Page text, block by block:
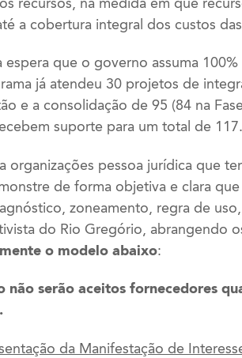
a cobertura integral dos custos
que o governo assuma
já atendeu 30 projetos de
e a consolidação de 95 (84 na
suporte para um total de 117.
organizações pessoa jurídica que
de forma objetiva e clara
zoneamento, regra de
do Rio Gregório, abrangendo
o modelo abaixo:
não serão aceitos fornecedores
da Manifestação de